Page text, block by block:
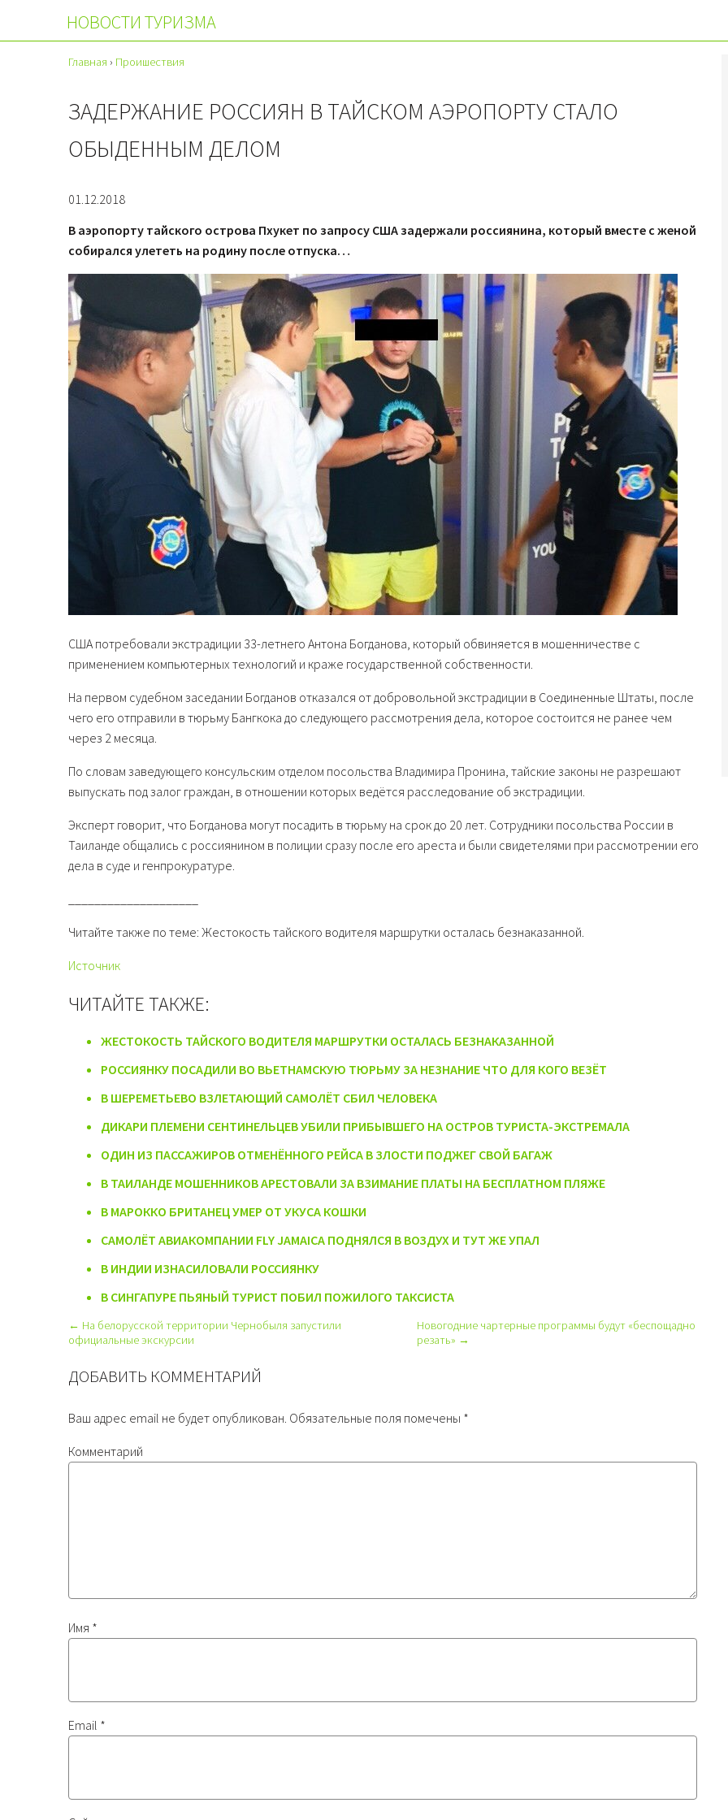
НОВОСТИ ТУРИЗМА
Главная › Проишествия
ЗАДЕРЖАНИЕ РОССИЯН В ТАЙСКОМ АЭРОПОРТУ СТАЛО
ОБЫДЕННЫМ ДЕЛОМ
01.12.2018
В аэропорту тайского острова Пхукет по запросу США задержали россиянина, который вместе с женой
собирался улететь на родину после отпуска…
США потребовали экстрадиции 33-летнего Антона Богданова, который обвиняется в мошенничестве с
применением компьютерных технологий и краже государственной собственности.
На первом судебном заседании Богданов отказался от добровольной экстрадиции в Соединенные Штаты, после
чего его отправили в тюрьму Бангкока до следующего рассмотрения дела, которое состоится не ранее чем
через 2 месяца.
По словам заведующего консульским отделом посольства Владимира Пронина, тайские законы не разрешают
выпускать под залог граждан, в отношении которых ведётся расследование об экстрадиции.
Эксперт говорит, что Богданова могут посадить в тюрьму на срок до 20 лет. Сотрудники посольства России в
Таиланде общались с россиянином в полиции сразу после его ареста и были свидетелями при рассмотрении его
дела в суде и генпрокуратуре.
Читайте также по теме: Жестокость тайского водителя маршрутки осталась безнаказанной.
Источник
ЧИТАЙТЕ ТАКЖЕ:
ЖЕСТОКОСТЬ ТАЙСКОГО ВОДИТЕЛЯ МАРШРУТКИ ОСТАЛАСЬ БЕЗНАКАЗАННОЙ
РОССИЯНКУ ПОСАДИЛИ ВО ВЬЕТНАМСКУЮ ТЮРЬМУ ЗА НЕЗНАНИЕ ЧТО ДЛЯ КОГО ВЕЗЁТ
В ШЕРЕМЕТЬЕВО ВЗЛЕТАЮЩИЙ САМОЛЁТ СБИЛ ЧЕЛОВЕКА
ДИКАРИ ПЛЕМЕНИ СЕНТИНЕЛЬЦЕВ УБИЛИ ПРИБЫВШЕГО НА ОСТРОВ ТУРИСТА-ЭКСТРЕМАЛА
ОДИН ИЗ ПАССАЖИРОВ ОТМЕНЁННОГО РЕЙСА В ЗЛОСТИ ПОДЖЕГ СВОЙ БАГАЖ
В ТАИЛАНДЕ МОШЕННИКОВ АРЕСТОВАЛИ ЗА ВЗИМАНИЕ ПЛАТЫ НА БЕСПЛАТНОМ ПЛЯЖЕ
В МАРОККО БРИТАНЕЦ УМЕР ОТ УКУСА КОШКИ
САМОЛЁТ АВИАКОМПАНИИ FLY JAMAICA ПОДНЯЛСЯ В ВОЗДУХ И ТУТ ЖЕ УПАЛ
В ИНДИИ ИЗНАСИЛОВАЛИ РОССИЯНКУ
В СИНГАПУРЕ ПЬЯНЫЙ ТУРИСТ ПОБИЛ ПОЖИЛОГО ТАКСИСТА
← На белорусской территории Чернобыля запустили
официальные экскурсии
Новогодние чартерные программы будут «беспощадно
резать» →
ДОБАВИТЬ КОММЕНТАРИЙ
Ваш адрес email не будет опубликован. Обязательные поля помечены *
Комментарий
Имя *
Email *